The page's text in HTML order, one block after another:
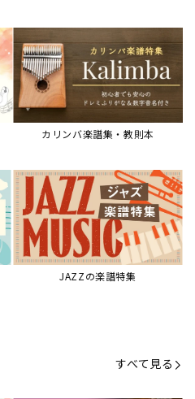
カリンバ楽譜集・教則本
JAZZの楽譜特集
すべて見る